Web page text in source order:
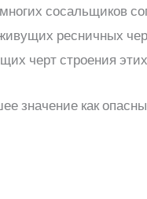
сосальщиков
ресничных
черт строения
значение как